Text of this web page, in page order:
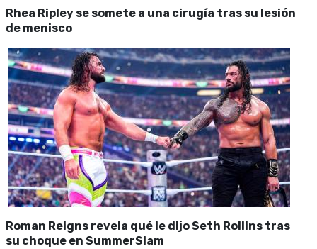
Rhea Ripley se somete a una cirugía tras su lesión
de menisco
Roman Reigns revela qué le dijo Seth Rollins tras
su choque en SummerSlam